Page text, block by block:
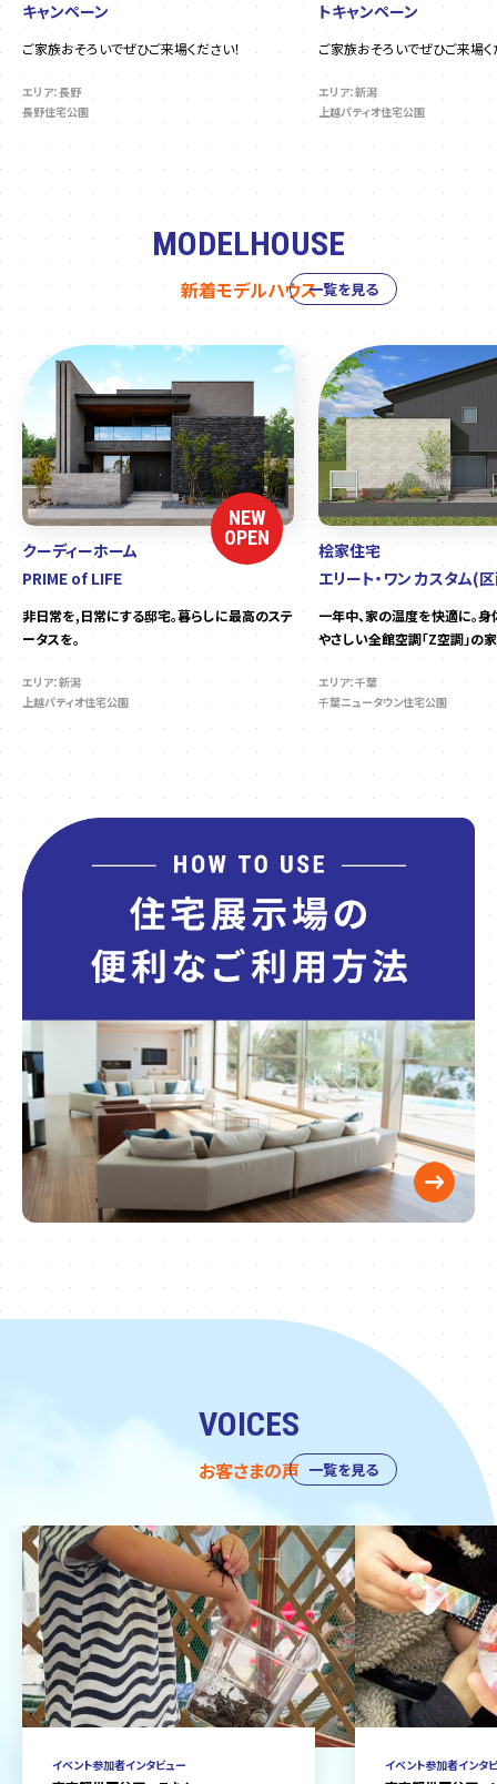
キャンペーン
ご家族おそろいでぜひご来場ください！
エリア：長野
長野住宅公園
トキャンペーン
ご家族おそろいでぜひご来場く
エリア：新潟
上越パティオ住宅公園
MODELHOUSE
新着モデルハウス
NEW
OPEN
クーディーホーム
PRIME of LIFE
非日常を,日常にする邸宅。暮らしに最高のステ
ータスを。
エリア：新潟
上越パティオ住宅公園
桧家住宅
エリート・ワン カスタム(
一年中、家の温度を快適に。
やさしい全館空調「Z空調」の家
エリア：千葉
千葉ニュータウン住宅公園
一覧を見る
VOICES
お客さまの声
イベント参加者インタビュー イベント参加者インタ
一覧を見る